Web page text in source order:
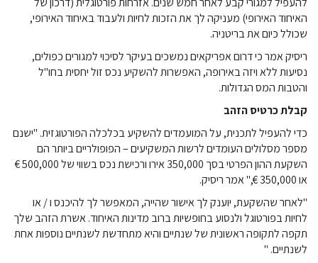
האיחוד האירופי) מעניקה לך את הזכות לחיות ולעבוד באיחוד האירופי,
שכולל כיום את בריטניה.
ריסיק אמר כי דרום אפריקאים נמשכים בעיקר לסיכוי למגורים כפולים,
נסיעות ללא ויזה באירופה, האפשרות להשקיע נכס זול יחסית בחו"ל
והטבות המס הגדולות.
קבלת כרטיס הזהב
כדי להעפיל לתכנית, על המועמדים להשקיע בכלכלה הפורטוגזית. "ישנם
מספר מסלולים העומדים לרשות המשקיעים – הפופולריים ביותר הם
השקעת ההון הפרטי בסך 350,000 אירו ורכישת נכס בשווי של 500,000 €
או 350,000 €," אמר ריסיק.
"לאחר שהשקעת, יוענק לך אישור שהייה, המאפשר לך להיכנס ו / או
לחיות בפורטוגל ולנסוע בחופשיות ברוב מדינות האיחוד. אשרת הזהב שלך
תקפה לתקופה ראשונית של שנתיים והיא מתחדשת לשנתיים נוספות אחת
לשנתיים. "